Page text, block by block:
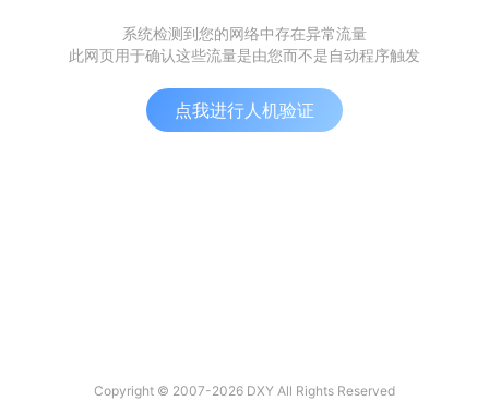
系统检测到您的网络中存在异常流量
此网页用于确认这些流量是由您而不是自动程序触发
点我进行人机验证
Copyright © 2007-2026 DXY All Rights Reserved